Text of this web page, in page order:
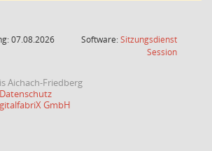
07.08.2026
Software:Sitzungsdienst
Session(Wird in
Aichach-Friedberg
Datenschutz
GmbH